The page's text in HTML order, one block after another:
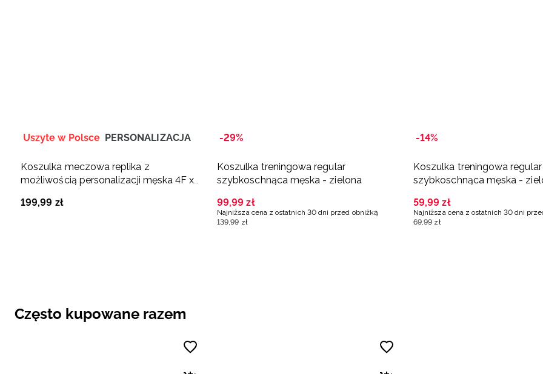
Uszyte w Polsce PERSONALIZACJA
Koszulka meczowa replika z
możliwością personalizacji męska 4F x
199,99 zł
-29%
Koszulka treningowa regular
szybkoschnąca męska - zielona
99,99 zł
Najniższa cena z ostatnich 30 dni przed obniżką
139,99 zł
-14%
Koszulka treningowa regular
szybkoschnąca męska -
59,99 zł
Najniższa cena z ostatnich 30 dni
69,99 zł
Często kupowane razem